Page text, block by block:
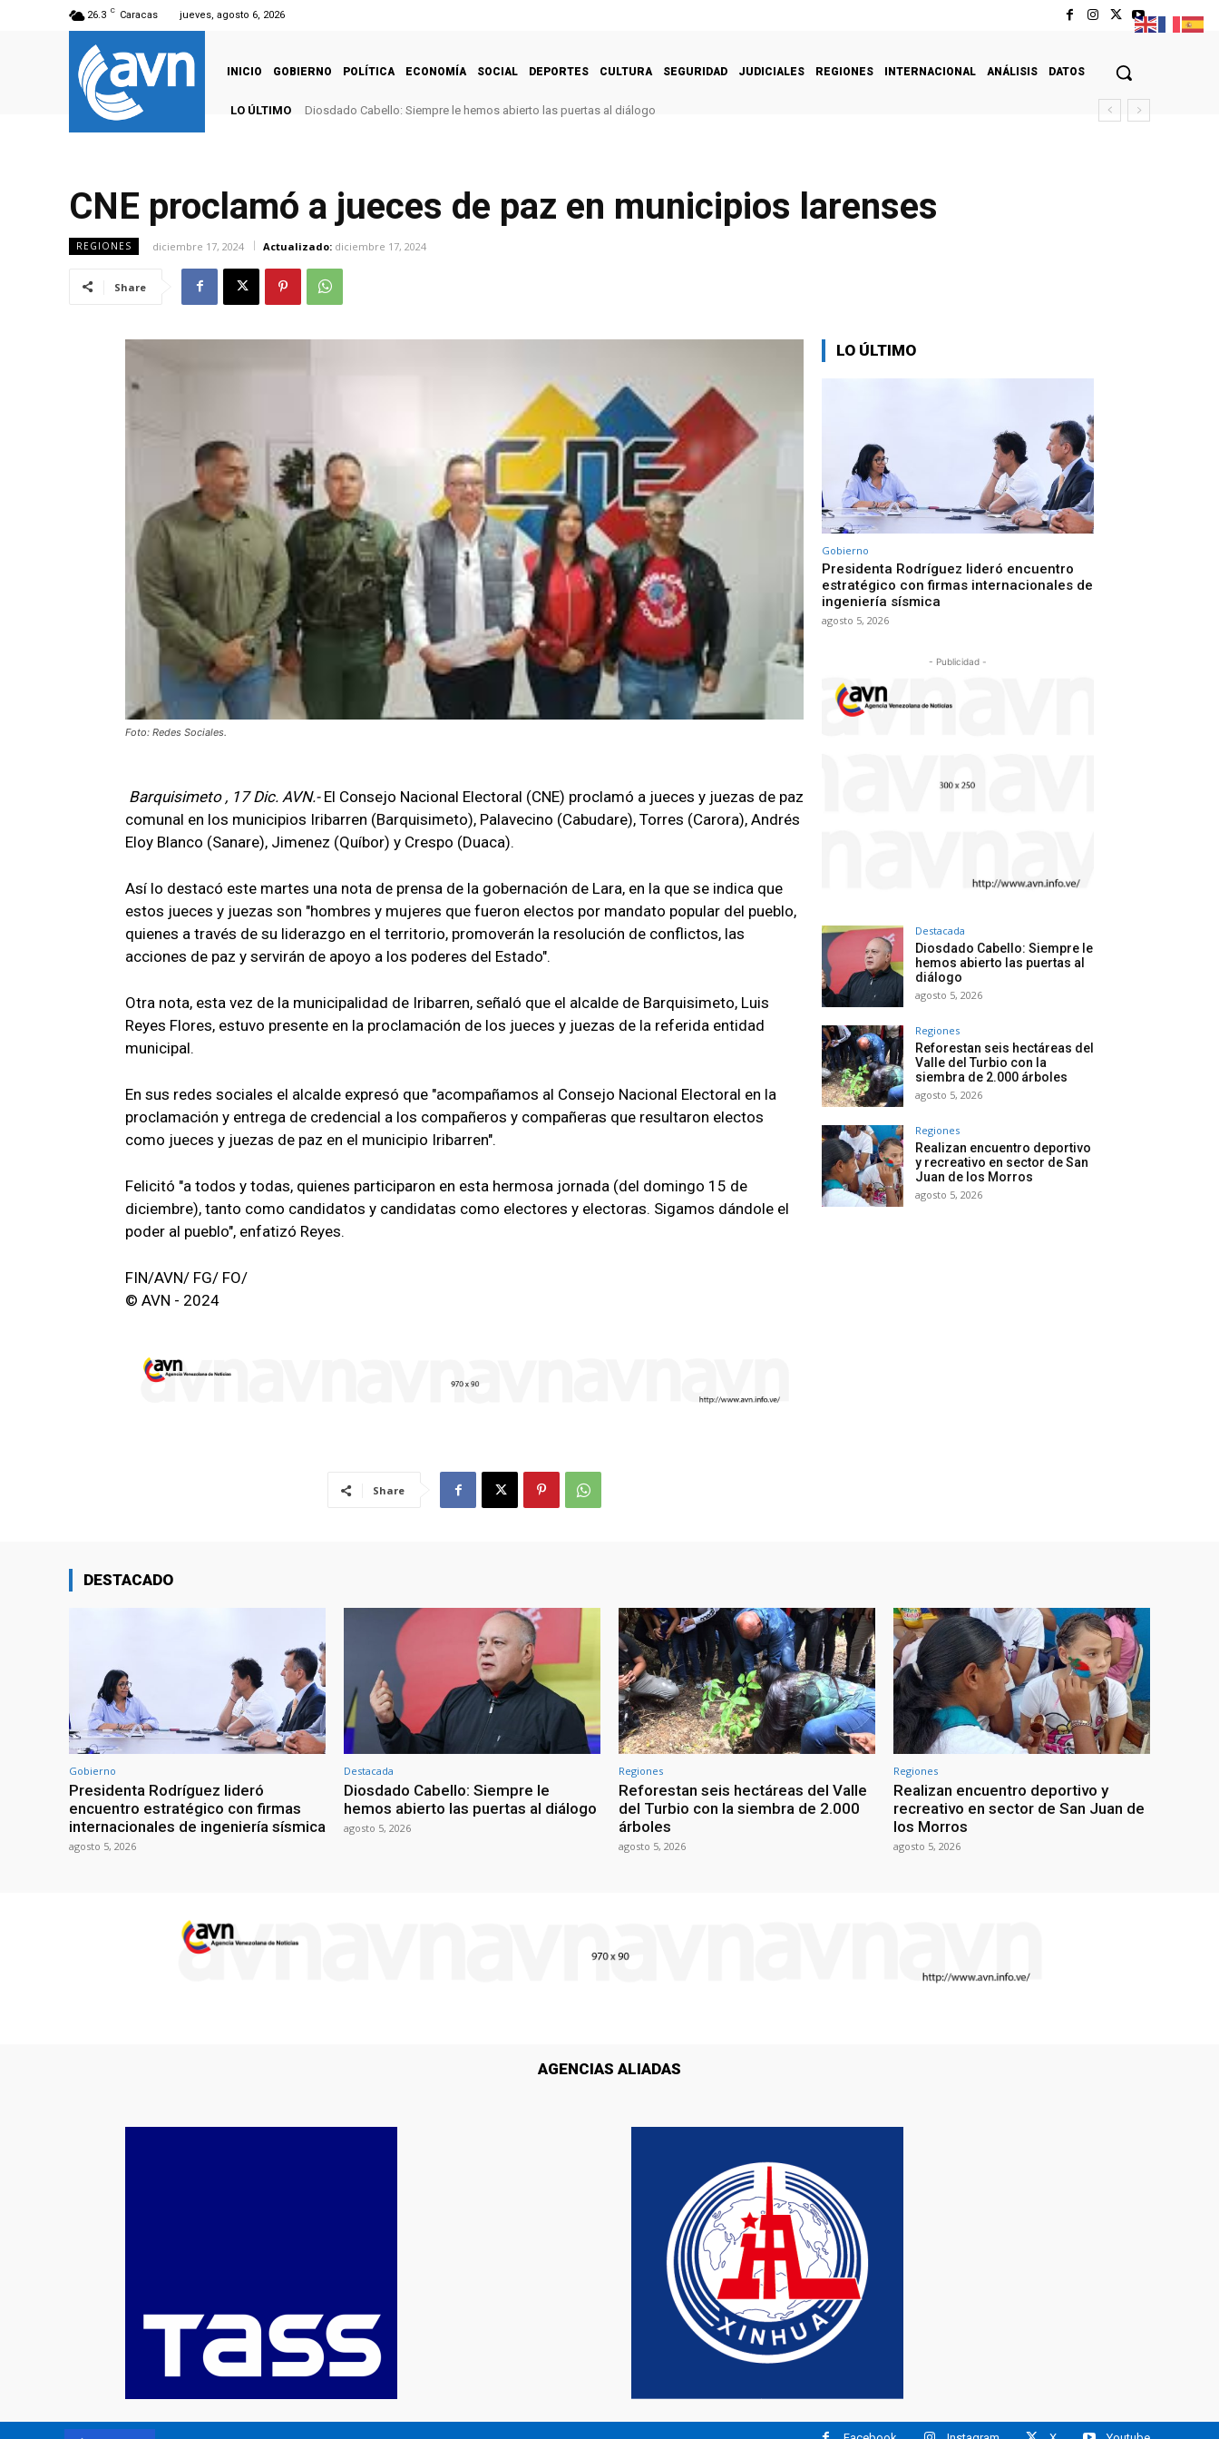
26.3 C Caracas jueves, agosto 6, 2026
INICIO GOBIERNO POLÍTICA ECONOMÍA SOCIAL DEPORTES CULTURA SEGURIDAD JUDICIALES REGIONES INTERNACIONAL ANÁLISIS DATOS
LO ÚLTIMO Diosdado Cabello: Siempre le hemos abierto las puertas al diálogo
CNE proclamó a jueces de paz en municipios larenses
REGIONES diciembre 17, 2024 Actualizado: diciembre 17, 2024
Share
Foto: Redes Sociales.
Barquisimeto , 17 Dic. AVN.- El Consejo Nacional Electoral (CNE) proclamó a jueces y juezas de paz
comunal en los municipios Iribarren (Barquisimeto), Palavecino (Cabudare), Torres (Carora), Andrés
Eloy Blanco (Sanare), Jimenez (Quíbor) y Crespo (Duaca).
Así lo destacó este martes una nota de prensa de la gobernación de Lara, en la que se indica que
estos jueces y juezas son "hombres y mujeres que fueron electos por mandato popular del pueblo,
quienes a través de su liderazgo en el territorio, promoverán la resolución de conflictos, las
acciones de paz y servirán de apoyo a los poderes del Estado".
Otra nota, esta vez de la municipalidad de Iribarren, señaló que el alcalde de Barquisimeto, Luis
Reyes Flores, estuvo presente en la proclamación de los jueces y juezas de la referida entidad
municipal.
En sus redes sociales el alcalde expresó que "acompañamos al Consejo Nacional Electoral en la
proclamación y entrega de credencial a los compañeros y compañeras que resultaron electos
como jueces y juezas de paz en el municipio Iribarren".
Felicitó "a todos y todas, quienes participaron en esta hermosa jornada (del domingo 15 de
diciembre), tanto como candidatos y candidatas como electores y electoras. Sigamos dándole el
poder al pueblo", enfatizó Reyes.
FIN/AVN/ FG/ FO/
© AVN - 2024
Share
LO ÚLTIMO
Gobierno
Presidenta Rodríguez lideró encuentro
estratégico con firmas internacionales de
ingeniería sísmica
agosto 5, 2026
- Publicidad -
Destacada
Diosdado Cabello: Siempre le
hemos abierto las puertas al
diálogo
agosto 5, 2026
Regiones
Reforestan seis hectáreas del
Valle del Turbio con la
siembra de 2.000 árboles
agosto 5, 2026
Regiones
Realizan encuentro deportivo
y recreativo en sector de San
Juan de los Morros
agosto 5, 2026
DESTACADO
Gobierno
Presidenta Rodríguez lideró
encuentro estratégico con firmas
internacionales de ingeniería sísmica
agosto 5, 2026
Destacada
Diosdado Cabello: Siempre le
hemos abierto las puertas al diálogo
agosto 5, 2026
Regiones
Reforestan seis hectáreas del Valle
del Turbio con la siembra de 2.000
árboles
agosto 5, 2026
Regiones
Realizan encuentro deportivo y
recreativo en sector de San Juan de
los Morros
agosto 5, 2026
AGENCIAS ALIADAS